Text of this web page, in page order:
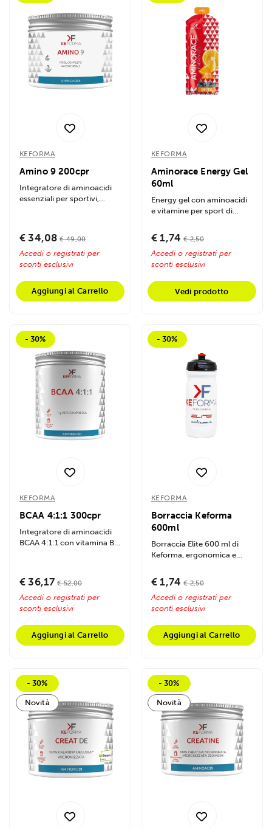
KEFORMA
Amino 9 200cpr
Integratore di aminoacidi
essenziali per sportivi,
€ 34,08 € 49,00
Accedi o registrati per
sconti esclusivi
Aggiungi al Carrello
KEFORMA
Aminorace Energy Gel
60ml
Energy gel con aminoacidi
e vitamine per sport di
protegge...
€ 1,74 € 2,50
Accedi o registrati per
sconti esclusivi
Vedi prodotto
- 30%
KEFORMA
BCAA 4:1:1 300cpr
Integratore di aminoacidi
BCAA 4:1:1 con vitamina B6,
€ 36,17 € 52,00
Accedi o registrati per
sconti esclusivi
Aggiungi al Carrello
- 30%
KEFORMA
Borraccia Keforma
600ml
Borraccia Elite 600 ml di
Keforma, ergonomica e
Prodotta in...
€ 1,74 € 2,50
Accedi o registrati per
sconti esclusivi
Aggiungi al Carrello
- 30%
Novità
- 30%
Novità